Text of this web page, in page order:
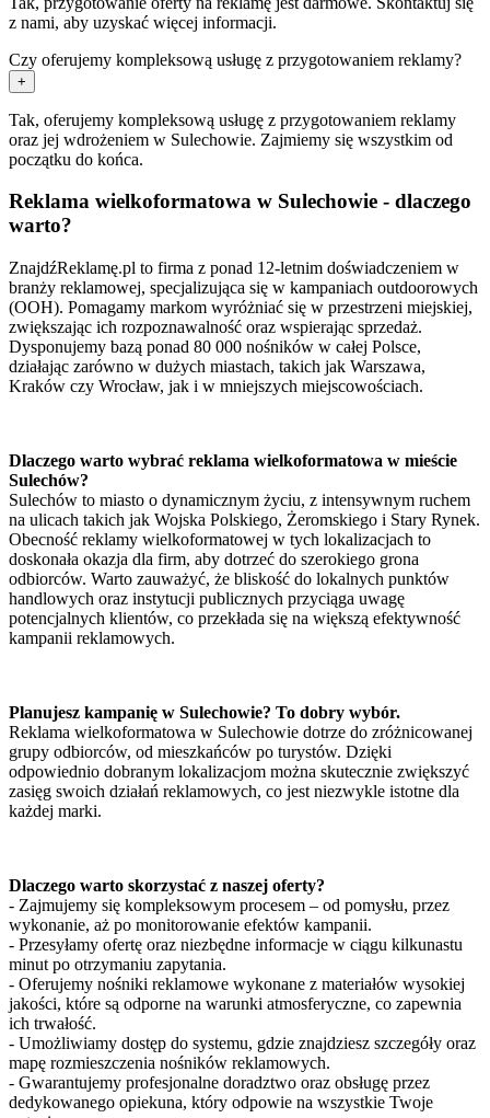
z nami, aby uzyskać więcej informacji.
Czy oferujemy kompleksową usługę z przygotowaniem reklamy?
+
Tak, oferujemy kompleksową usługę z przygotowaniem reklamy
oraz jej wdrożeniem w Sulechowie. Zajmiemy się wszystkim od
początku do końca.
Reklama wielkoformatowa w Sulechowie - dlaczego
warto?
ZnajdźReklamę.pl to firma z ponad 12-letnim doświadczeniem w
branży reklamowej, specjalizująca się w kampaniach outdoorowych
(OOH). Pomagamy markom wyróżniać się w przestrzeni miejskiej,
zwiększając ich rozpoznawalność oraz wspierając sprzedaż.
Dysponujemy bazą ponad 80 000 nośników w całej Polsce,
działając zarówno w dużych miastach, takich jak Warszawa,
Kraków czy Wrocław, jak i w mniejszych miejscowościach.
Dlaczego warto wybrać reklama wielkoformatowa w mieście
Sulechów?
Sulechów to miasto o dynamicznym życiu, z intensywnym ruchem
na ulicach takich jak Wojska Polskiego, Żeromskiego i Stary Rynek.
Obecność reklamy wielkoformatowej w tych lokalizacjach to
doskonała okazja dla firm, aby dotrzeć do szerokiego grona
odbiorców. Warto zauważyć, że bliskość do lokalnych punktów
handlowych oraz instytucji publicznych przyciąga uwagę
potencjalnych klientów, co przekłada się na większą efektywność
kampanii reklamowych.
Planujesz kampanię w Sulechowie? To dobry wybór.
Reklama wielkoformatowa w Sulechowie dotrze do zróżnicowanej
grupy odbiorców, od mieszkańców po turystów. Dzięki
odpowiednio dobranym lokalizacjom można skutecznie zwiększyć
zasięg swoich działań reklamowych, co jest niezwykle istotne dla
każdej marki.
Dlaczego warto skorzystać z naszej oferty?
- Zajmujemy się kompleksowym procesem – od pomysłu, przez
wykonanie, aż po monitorowanie efektów kampanii.
- Przesyłamy ofertę oraz niezbędne informacje w ciągu kilkunastu
minut po otrzymaniu zapytania.
- Oferujemy nośniki reklamowe wykonane z materiałów wysokiej
jakości, które są odporne na warunki atmosferyczne, co zapewnia
ich trwałość.
- Umożliwiamy dostęp do systemu, gdzie znajdziesz szczegóły oraz
mapę rozmieszczenia nośników reklamowych.
- Gwarantujemy profesjonalne doradztwo oraz obsługę przez
dedykowanego opiekuna, który odpowie na wszystkie Twoje